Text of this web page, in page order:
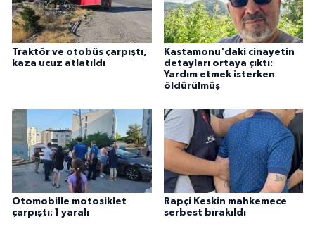
Traktör ve otobüs çarpıştı,
kaza ucuz atlatıldı
Kastamonu'daki cinayetin
detayları ortaya çıktı:
Yardım etmek isterken
öldürülmüş
Otomobille motosiklet
çarpıştı: 1 yaralı
Rapçi Keskin mahkemece
serbest bırakıldı